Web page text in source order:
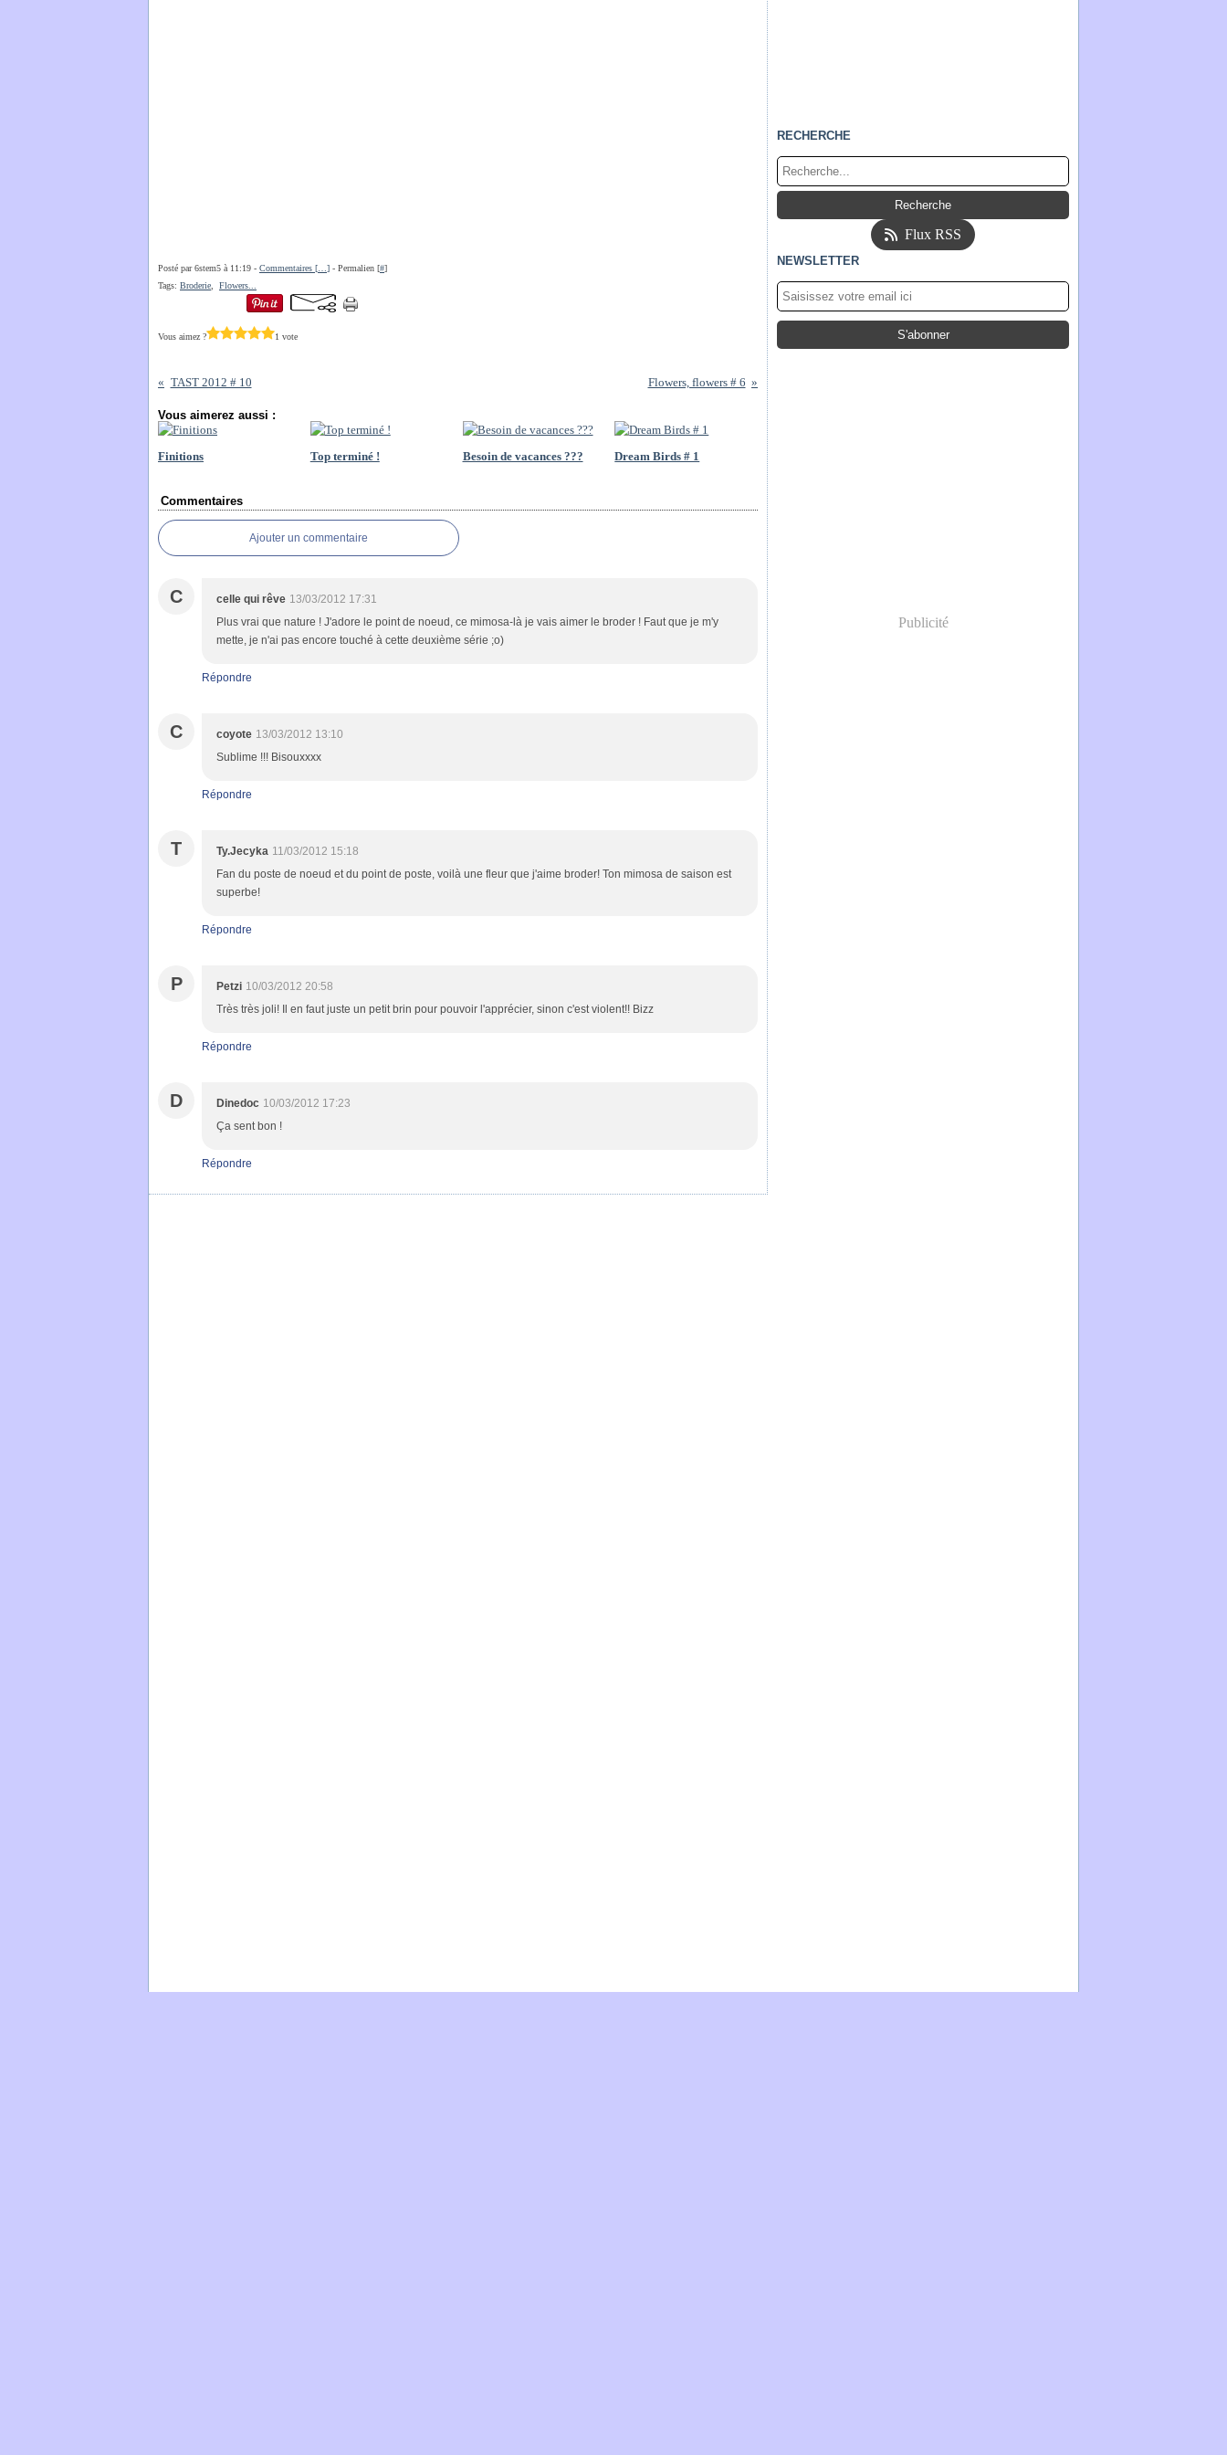
Posté par 6stem5 à 11:19 - Commentaires [ ] - Permalien [#]
Tags: Broderie Flowers...
Vous aimez ? 1 vote
TAST 2012 # 10 Flowers, flowers # 6
Vous aimerez aussi :
Finitions Top terminé ! Besoin de vacances ??? Dream Birds # 1
Commentaires
Ajouter un commentaire
C celle qui rêve 13/03/2012 17:31
Plus vrai que nature ! J'adore le point de noeud, ce mimosa-là je vais aimer le broder ! Faut que je m'y
mette, je n'ai pas encore touché à cette deuxième série ;o)
Répondre
C coyote 13/03/2012 13:10
Sublime !!! Bisouxxxx
Répondre
T Ty.Jecyka 11/03/2012 15:18
Fan du poste de noeud et du point de poste, voilà une fleur que j'aime broder! Ton mimosa de saison est
superbe!
Répondre
P Petzi 10/03/2012 20:58
Très très joli! Il en faut juste un petit brin pour pouvoir l'apprécier, sinon c'est violent!! Bizz
Répondre
D Dinedoc 10/03/2012 17:23
Ça sent bon !
Répondre
RECHERCHE
Flux RSS
NEWSLETTER
Publicité